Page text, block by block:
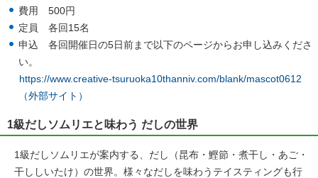
費用 500円
定員 各回15名
申込 各回開催日の5日前まで以下のページからお申し込みくださ
い。
https://www.creative-tsuruoka10thanniv.com/blank/mascot0612
（外部サイト）
1級だしソムリエと味わう だしの世界
1級だしソムリエが案内する、だし（昆布・鰹節・煮干し・あご・
干ししいたけ）の世界。様々なだしを味わうテイスティングも行